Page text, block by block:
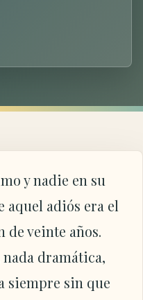
y nadie en su
aquel adiós era el
de veinte años.
dramática,
siempre sin que